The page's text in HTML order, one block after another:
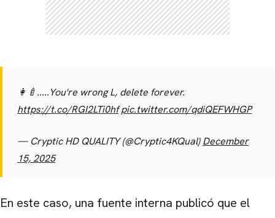
👩‍🍼.....You're wrong L, delete forever.
https://t.co/RGI2LTi0hf pic.twitter.com/qdiQEFWHGP
— Cryptic HD QUALITY (@Cryptic4KQual)December
15, 2025
En este caso, una fuente interna publicó que el